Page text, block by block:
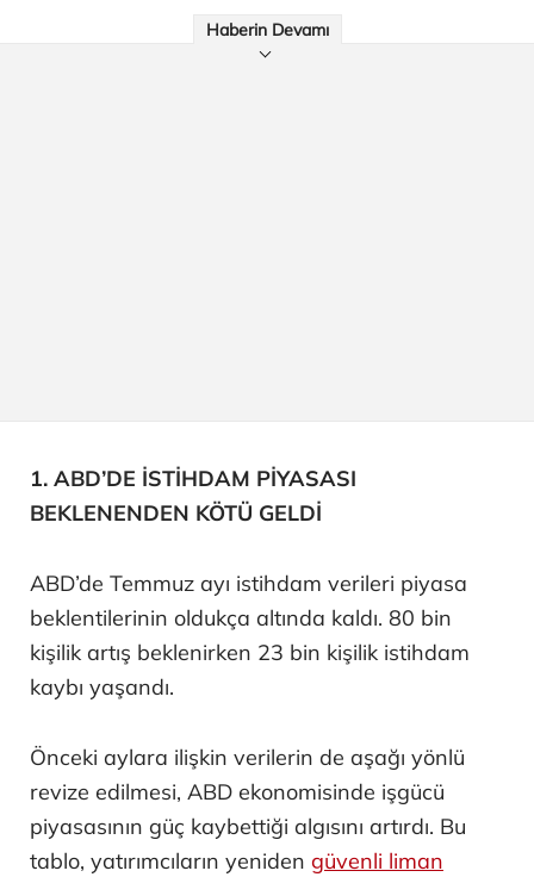
Haberin Devamı
1. ABD’DE İSTİHDAM PİYASASI
BEKLENENDEN KÖTÜ GELDİ
ABD’de Temmuz ayı istihdam verileri piyasa
beklentilerinin oldukça altında kaldı. 80 bin
kişilik artış beklenirken 23 bin kişilik istihdam
kaybı yaşandı.
Önceki aylara ilişkin verilerin de aşağı yönlü
revize edilmesi, ABD ekonomisinde işgücü
piyasasının güç kaybettiği algısını artırdı. Bu
tablo, yatırımcıların yeniden güvenli liman